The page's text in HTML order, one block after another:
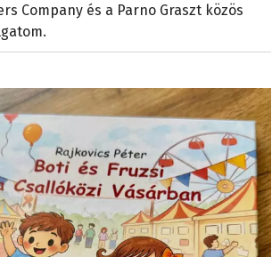
Company és a Parno Graszt közös